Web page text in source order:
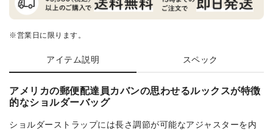
※営業日に限ります。
アイテム説明 スペック
アメリカの郵便配達員カバンの思わせるルックスが特徴
的なショルダーバッグ
ショルダーストラップには長さ調節が可能なアジャスターを内